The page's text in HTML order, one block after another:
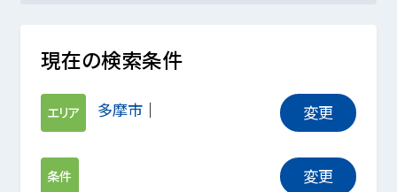
現在の検索条件
エリア 多摩市 変更
条件 変更